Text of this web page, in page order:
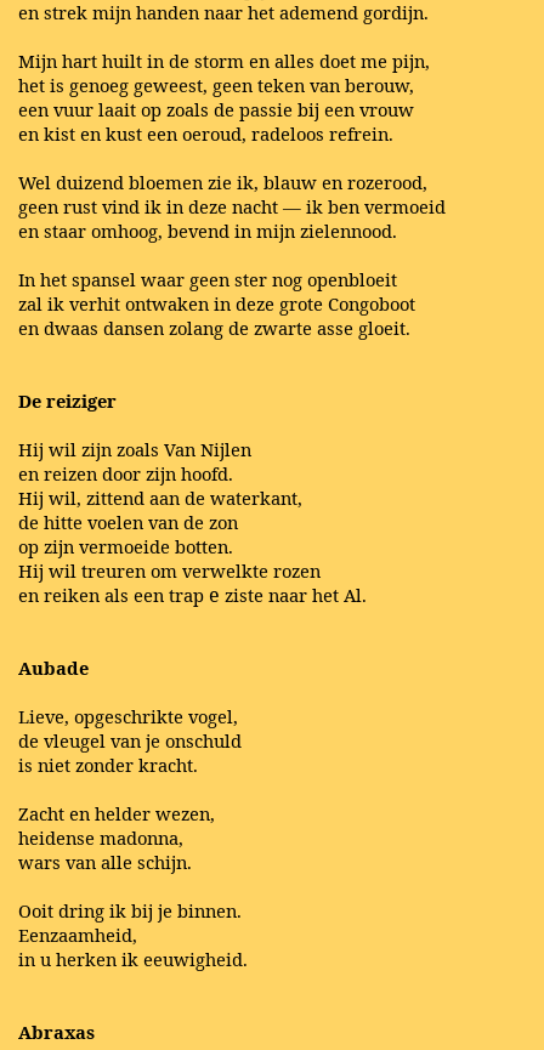
en strek mijn handen naar het ademend gordijn.
Mijn hart huilt in de storm en alles doet me pijn,
het is genoeg geweest, geen teken van berouw,
een vuur laait op zoals de passie bij een vrouw
en kist en kust een oeroud, radeloos refrein.
Wel duizend bloemen zie ik, blauw en rozerood,
geen rust vind ik in deze nacht — ik ben vermoeid
en staar omhoog, bevend in mijn zielennood.
In het spansel waar geen ster nog openbloeit
zal ik verhit ontwaken in deze grote Congoboot
en dwaas dansen zolang de zwarte asse gloeit.
De reiziger
Hij wil zijn zoals Van Nijlen
en reizen door zijn hoofd.
Hij wil, zittend aan de waterkant,
de hitte voelen van de zon
op zijn vermoeide botten.
Hij wil treuren om verwelkte rozen
en reiken als een trap e ziste naar het Al.
Aubade
Lieve, opgeschrikte vogel,
de vleugel van je onschuld
is niet zonder kracht.
Zacht en helder wezen,
heidense madonna,
wars van alle schijn.
Ooit dring ik bij je binnen.
Eenzaamheid,
in u herken ik eeuwigheid.
Abraxas